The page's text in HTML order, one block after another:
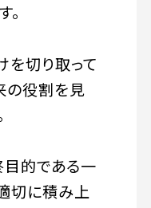
を切り取って
の役割を見
的である一
切に積み上